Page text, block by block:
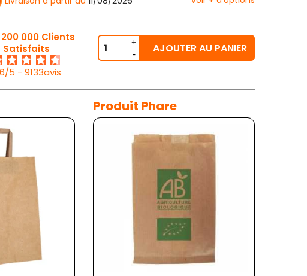
000 Clients
Satisfaits
5 - 9133avis
AJOUTER AU PANIER
Produit Phare